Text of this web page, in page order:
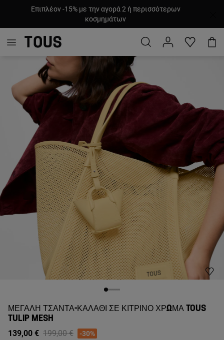
Επιπλέον -15% με την αγορά 2 ή περισσότερων
κοσμημάτων
ΜΕΓΆΛΗ ΤΣΆΝΤΑ-ΚΑΛΆΘΙ ΣΕ ΚΊΤΡΙΝΟ ΧΡΏΜΑ TOUS
TULIP MESH
139,00 € Price reduced from
199,00 €to-30%